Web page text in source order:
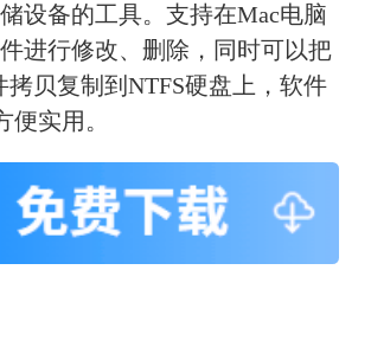
设备的工具。支持在Mac电脑
进行修改、删除，同时可以把
拷贝复制到NTFS硬盘上，软件
实用。